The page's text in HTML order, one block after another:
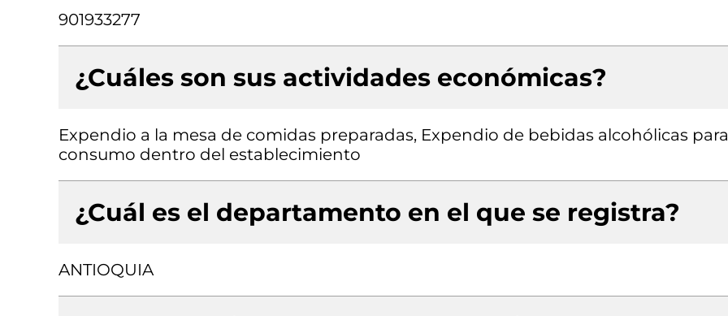
901933277
¿Cuáles son sus actividades económicas?
Expendio a la mesa de comidas preparadas, Expendio de bebidas alcohólicas
consumo dentro del establecimiento
¿Cuál es el departamento en el que se registra?
ANTIOQUIA